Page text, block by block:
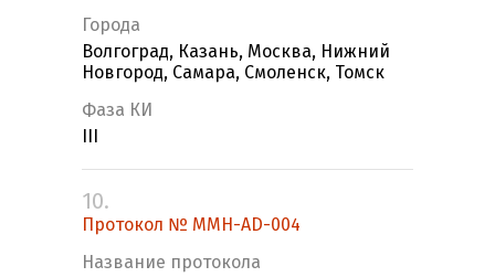
Города
Волгоград, Казань, Москва, Нижний
Новгород, Самара, Смоленск, Томск
Фаза КИ
10.
Протокол № MMH-AD-004
Название протокола